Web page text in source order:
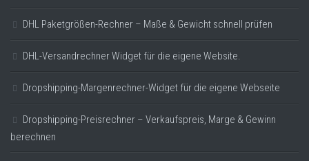
DHL Paketgrößen-Rechner – Maße & Gewicht schnell prüfen
DHL-Versandrechner Widget für die eigene Website.
Dropshipping-Margenrechner-Widget für die eigene Webseite
Dropshipping-Preisrechner – Verkaufspreis, Marge & Gewinn
berechnen